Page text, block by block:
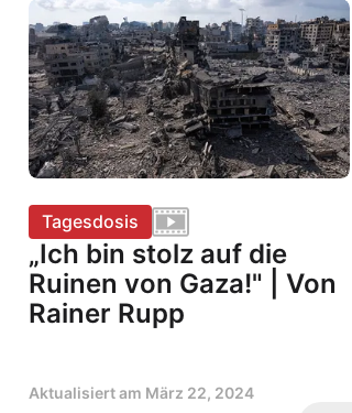
Tagesdosis
„Ich bin stolz auf die
Ruinen von Gaza!" | Von
Rainer Rupp
Aktualisiert am März 22, 2024